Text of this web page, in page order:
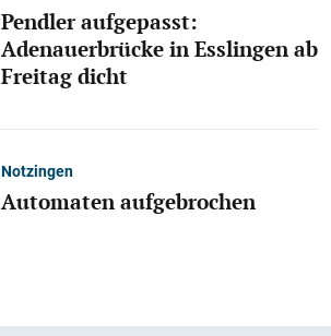
Pendler aufgepasst:
Adenauerbrücke in Esslingen ab
Freitag dicht
Notzingen
Automaten aufgebrochen